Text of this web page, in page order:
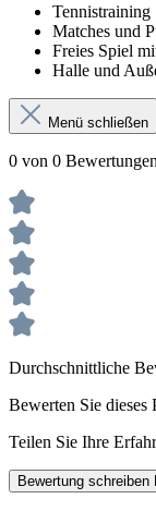
Tennistraining
Matches und
Freies Spiel
Halle und
Menü schließen
0 von 0 Bewertungen
Durchschnittliche
Bewerten Sie dieses
Teilen Sie Ihre
Bewertung schreiben